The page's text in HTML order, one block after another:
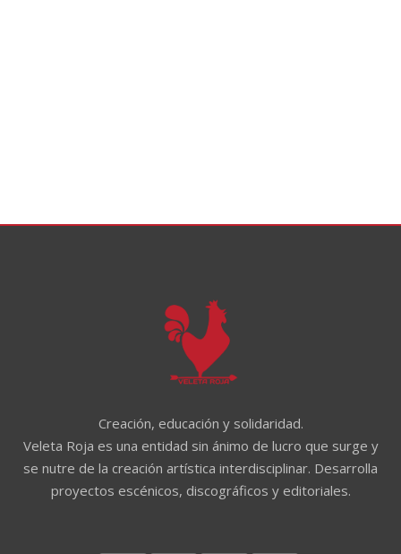
Creación, educación y solidaridad.
Veleta Roja es una entidad sin ánimo de lucro que surge y
se nutre de la creación artística interdisciplinar. Desarrolla
proyectos escénicos, discográficos y editoriales.